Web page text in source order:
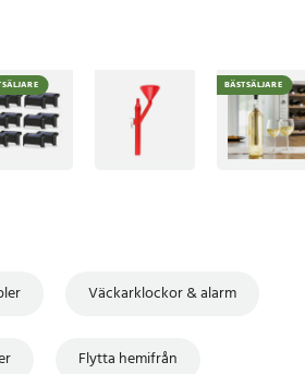
BÄSTSÄLJARE
Väckarklockor & alarm
Flytta hemifrån